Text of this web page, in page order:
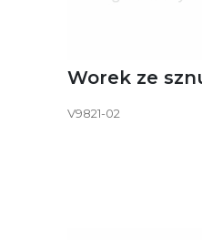
V9821-02